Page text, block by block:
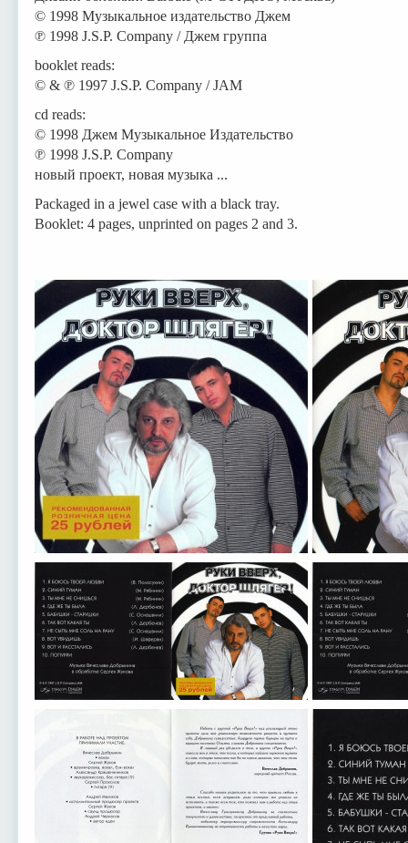
© 1998 Музыкальное издательство Джем
℗ 1998 J.S.P. Company / Джем группа
booklet reads:
© & ℗ 1997 J.S.P. Company / JAM
cd reads:
© 1998 Джем Музыкальное Издательство
℗ 1998 J.S.P. Company
новый проект, новая музыка ...
Packaged in a jewel case with a black tray.
Booklet: 4 pages, unprinted on pages 2 and 3.